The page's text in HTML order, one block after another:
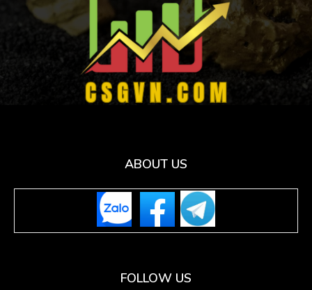
ABOUT US
FOLLOW US